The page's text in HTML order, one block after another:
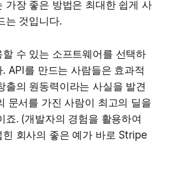
가장 좋은 방법은 최대한 쉽게 사
는 것입니다.
수 있는 소프트웨어를 선택하
API를 만드는 사람들은 효과적
출의 원동력이라는 사실을 발견
문서를 가진 사람이 최고의 딜을
죠. (개발자의 경험을 활용하여
회사의 좋은 예가 바로 Stripe